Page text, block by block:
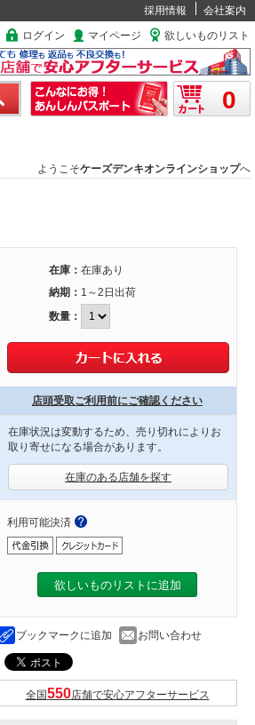
採用情報
会社案内
ログイン マイページ 欲しいものリスト
0
ようこそケーズデンキオンラインショップへ
在庫： 在庫あり
納期： 1～2日出荷
数量：
店頭受取ご利用前にご確認ください
在庫状況は変動するため、売り切れによりお
取り寄せになる場合があります。
在庫のある店舗を探す
利用可能決済
欲しいものリストに追加
ブックマークに追加 お問い合わせ
全国 店舗で安心アフターサービス